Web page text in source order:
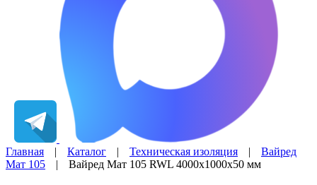
Главная | Каталог | Техническая изоляция | Вайред
Мат 105 | Вайред Мат 105 RWL 4000х1000х50 мм